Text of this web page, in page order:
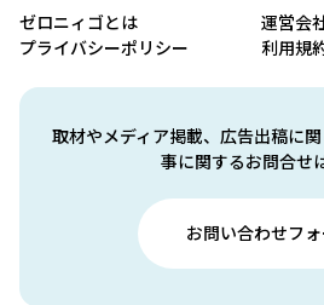
取材やメディア掲載、広告出稿に
事に関するお問合せ
お問い合わせフ
ゼロニィゴとは
運営会
プライバシーポリシー
利用規